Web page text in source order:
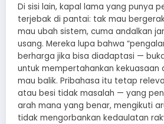
Di sisi lain, kapal lama yang punya
terjebak di pantai: tak mau
mau ubah sistem, cuma andalkan
usang. Mereka lupa bahwa
berharga jika bisa diadaptasi —
untuk mempertahankan kekuasaan
mau balik. Pribahasa itu tetap
atau besi tidak masalah — yang
arah mana yang benar, mengikuti
tidak mengorbankan kedaulatan